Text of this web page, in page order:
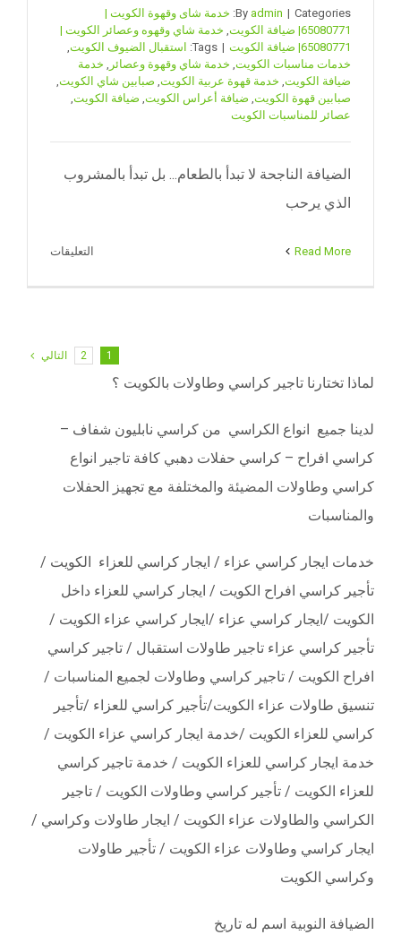
By admin | Categories:
خدمة شاى وقهوة الكويت |
65080771| ضيافة الكويت
خدمة شاي وقهوه وعصائر الكويت |
65080771| ضيافة الكويت
|
Tags: استقبال الضيوف الكويت
خدمات مناسبات الكويت خدمة شاي وقهوة وعصائر
خدمة
ضيافة الكويت خدمة قهوة عربية الكويت صبابين شاي الكويت
صبابين قهوة الكويت ضيافة أعراس الكويت ضيافة الكويت
عصائر للمناسبات الكويت
الضيافة الناجحة لا تبدأ بالطعام... بل تبدأ بالمشروب
الذي يرحب
Read More التعليقات
للمناسبات
1
2 التالي
لماذا تختارنا تاجير كراسي وطاولات بالكويت ؟
لدينا جميع انواع الكراسي من كراسي نابليون شفاف –
كراسي افراح – كراسي حفلات دهبي كافة تاجير انواع
كراسي وطاولات المضيئة والمختلفة مع تجهيز الحفلات
والمناسبات
خدمات ايجار كراسي عزاء / ايجار كراسي للعزاء الكويت /
تأجير كراسي افراح الكويت / ايجار كراسي للعزاء داخل
الكويت /ايجار كراسي عزاء /ايجار كراسي عزاء الكويت /
تأجير كراسي عزاء تاجير طاولات استقبال / تاجير كراسي
افراح الكويت / تاجير كراسي وطاولات لجميع المناسبات /
تنسيق طاولات عزاء الكويت/تأجير كراسي للعزاء /تأجير
كراسي للعزاء الكويت /خدمة ايجار كراسي عزاء الكويت /
خدمة ايجار كراسي للعزاء الكويت / خدمة تاجير كراسي
للعزاء الكويت / تأجير كراسي وطاولات الكويت / تاجير
الكراسي والطاولات عزاء الكويت / ايجار طاولات وكراسي /
ايجار كراسي وطاولات عزاء الكويت / تأجير طاولات
وكراسي الكويت
الضيافة النوبية اسم له تاريخ